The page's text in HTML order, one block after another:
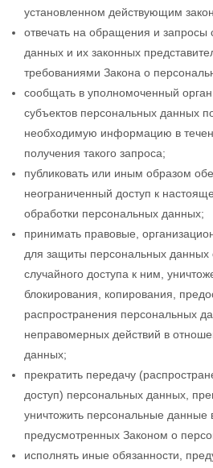
установленном действующим
отвечать на обращения и запросы
данных и их законных
требованиями Закона о
сообщать в уполномоченный
субъектов персональных данных
необходимую информацию в
получения такого запроса;
публиковать или иным образом
неограниченный доступ к
обработки персональных данных;
принимать правовые,
для защиты персональных данных
случайного доступа к ним,
блокирования, копирования,
распространения персональных
неправомерных действий в
данных;
прекратить передачу
доступ) персональных данных,
уничтожить персональные данные
предусмотренных Законом о
исполнять иные обязанности,